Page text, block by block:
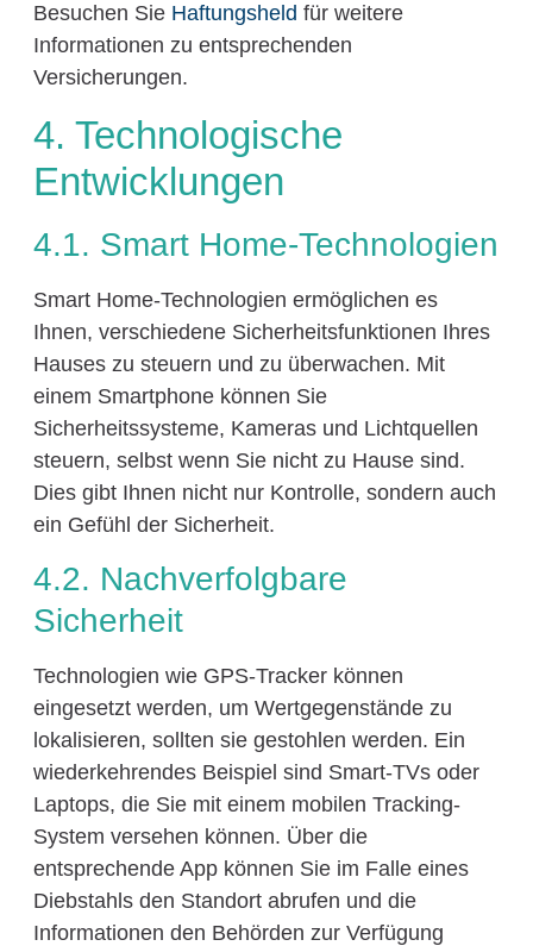
Besuchen Sie Haftungsheld für weitere
Informationen zu entsprechenden
Versicherungen.
4. Technologische
Entwicklungen
4.1. Smart Home-Technologien
Smart Home-Technologien ermöglichen es
Ihnen, verschiedene Sicherheitsfunktionen Ihres
Hauses zu steuern und zu überwachen. Mit
einem Smartphone können Sie
Sicherheitssysteme, Kameras und Lichtquellen
steuern, selbst wenn Sie nicht zu Hause sind.
Dies gibt Ihnen nicht nur Kontrolle, sondern auch
ein Gefühl der Sicherheit.
4.2. Nachverfolgbare
Sicherheit
Technologien wie GPS-Tracker können
eingesetzt werden, um Wertgegenstände zu
lokalisieren, sollten sie gestohlen werden. Ein
wiederkehrendes Beispiel sind Smart-TVs oder
Laptops, die Sie mit einem mobilen Tracking-
System versehen können. Über die
entsprechende App können Sie im Falle eines
Diebstahls den Standort abrufen und die
Informationen den Behörden zur Verfügung